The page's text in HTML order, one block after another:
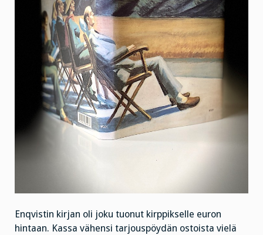
Enqvistin kirjan oli joku tuonut kirppikselle euron
hintaan. Kassa vähensi tarjouspöydän ostoista vielä